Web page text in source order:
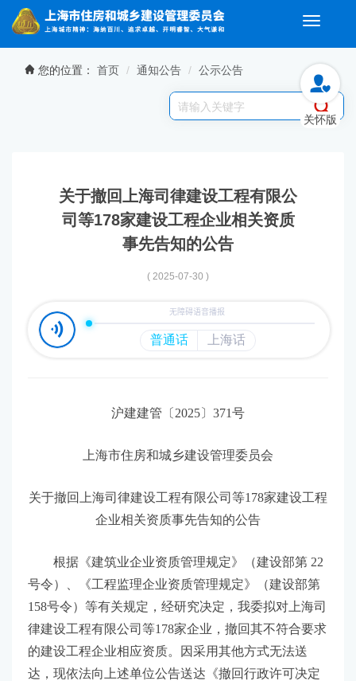
无障碍操作说明 跳转到网站导航区 跳转到主要内容区域
Toggle
您的位置： 首页 通知公告 公示公告
关于撤回上海司律建设工程有限公
司等178家建设工程企业相关资质
事先告知的公告
( 2025-07-30 )
沪建建管〔2025〕371号
上海市住房和城乡建设管理委员会
关于撤回上海司律建设工程有限公司等178家建设工程
企业相关资质事先告知的公告
根据《建筑业企业资质管理规定》（建设部第 22
号令）、《工程监理企业资质管理规定》（建设部第
158号令）等有关规定，经研究决定，我委拟对上海司
律建设工程有限公司等178家企业，撤回其不符合要求
的建设工程企业相应资质。因采用其他方式无法送
达，现依法向上述单位公告送达《撤回行政许可决定
关怀版